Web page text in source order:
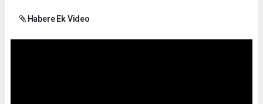
Habere Ek Video